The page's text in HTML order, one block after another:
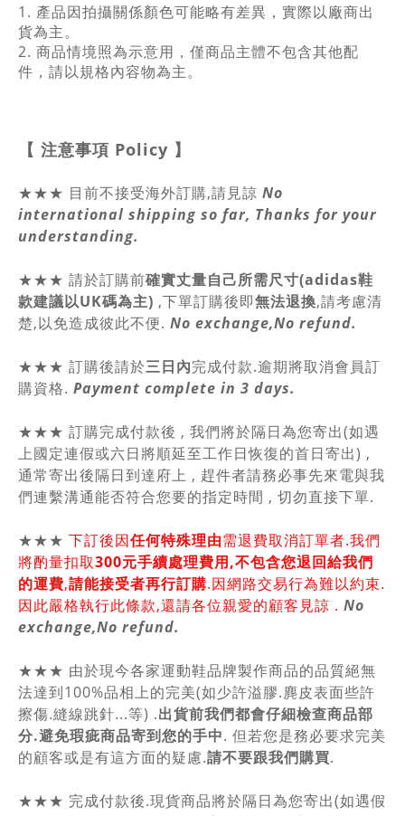
1. 產品因拍攝關係顏色可能略有差異，實際以廠商出
貨為主。
2. 商品情境照為示意用，僅商品主體不包含其他配
件，請以規格內容物為主。
【 注意事項 Policy 】
★★★ 目前不接受海外訂購,請見諒 No
international shipping so far, Thanks for your
understanding.
★★★ 請於訂購前確實丈量自己所需尺寸(adidas鞋
款建議以UK碼為主) ,下單訂購後即無法退換,請考慮清
楚,以免造成彼此不便. No exchange,No refund.
★★★ 訂購後請於三日內完成付款.逾期將取消會員訂
購資格. Payment complete in 3 days.
★★★ 訂購完成付款後 , 我們將於隔日為您寄出(如遇
上國定連假或六日將順延至工作日恢復的首日寄出) ,
通常寄出後隔日到達府上 , 趕件者請務必事先來電與我
們連繫溝通能否符合您要的指定時間 , 切勿直接下單.
★★★ 下訂後因任何特殊理由需退費取消訂單者.我們
將酌量扣取300元手續處理費用,不包含您退回給我們
的運費,請能接受者再行訂購.因網路交易行為難以約束.
因此嚴格執行此條款,還請各位親愛的顧客見諒 . No
exchange,No refund.
★★★ 由於現今各家運動鞋品牌製作商品的品質絕無
法達到100%品相上的完美(如少許溢膠.麂皮表面些許
擦傷.縫線跳針...等) .出貨前我們都會仔細檢查商品部
分.避免瑕疵商品寄到您的手中. 但若您是務必要求完美
的顧客或是有這方面的疑慮.請不要跟我們購買.
★★★ 完成付款後.現貨商品將於隔日為您寄出(如遇假